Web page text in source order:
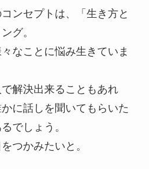
ンセプトは、「生き方と
グ。
なことに悩み生きていま
解決出来ることもあれ
に話しを聞いてもらいた
でしょう。
つかみたいと。